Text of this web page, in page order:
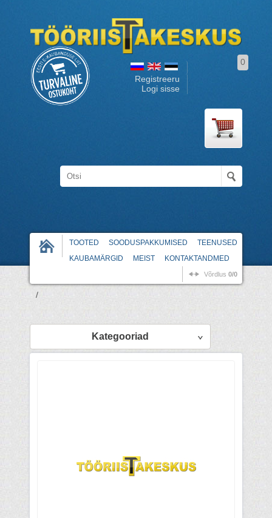
Registreeru
Logi sisse
0
TOOTED SOODUSPAKKUMISED
TEENUSED
KAUBAMÄRGID
MEIST KONTAKTANDMED
Võrdlus 0/0
/
Kategooriad